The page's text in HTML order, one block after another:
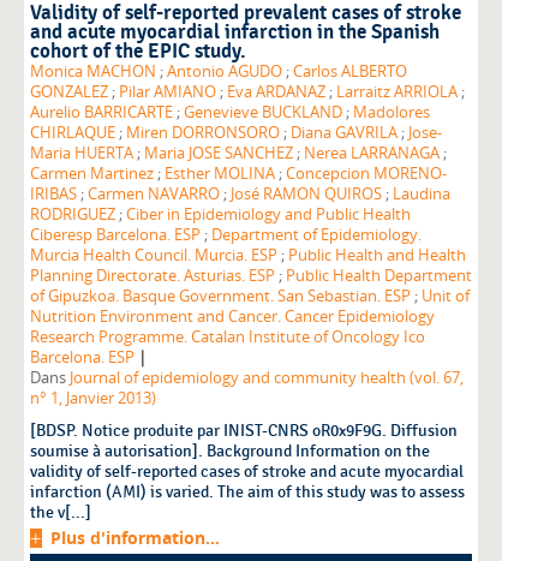
Validity of self-reported prevalent cases of stroke
and acute myocardial infarction in the Spanish
cohort of the EPIC study.
Monica MACHON ;Antonio AGUDO ;Carlos ALBERTO
GONZALEZ ; Pilar AMIANO ; Eva ARDANAZ ; Larraitz ARRIOLA ;
Aurelio BARRICARTE ;Genevieve BUCKLAND ; Madolores
CHIRLAQUE ; Miren DORRONSORO ; Diana GAVRILA ; Jose-
Maria HUERTA ; Maria JOSE SANCHEZ ; Nerea LARRANAGA ;
Carmen Martinez ; Esther MOLINA ;Concepcion MORENO-
IRIBAS ;Carmen NAVARRO ; José RAMON QUIROS ; Laudina
RODRIGUEZ ;Ciber in Epidemiology and Public Health
Ciberesp Barcelona. ESP ; Department of Epidemiology.
Murcia Health Council. Murcia. ESP ; Public Health and Health
Planning Directorate. Asturias. ESP ; Public Health Department
of Gipuzkoa. Basque Government. San Sebastian. ESP ; Unit of
Nutrition Environment and Cancer. Cancer Epidemiology
Research Programme. Catalan Institute of Oncology Ico
Barcelona. ESP |
Dans Journal of epidemiology and community health (vol. 67,
n° 1, Janvier 2013)
[BDSP. Notice produite par INIST-CNRS oR0x9F9G. Diffusion
soumise à autorisation]. Background Information on the
validity of self-reported cases of stroke and acute myocardial
infarction (AMI) is varied. The aim of this study was to assess
the v[...]
Plus d'information...